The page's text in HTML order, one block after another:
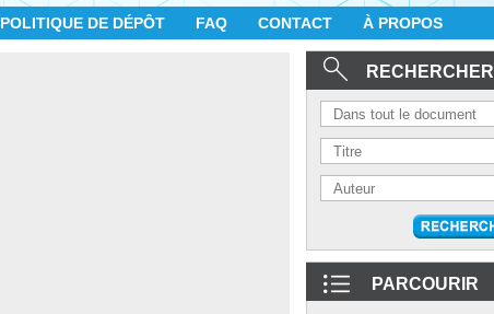
POLITIQUE DE DÉPÔT FAQ CONTACT À PROPOS
RECHERCHER
PARCOURIR